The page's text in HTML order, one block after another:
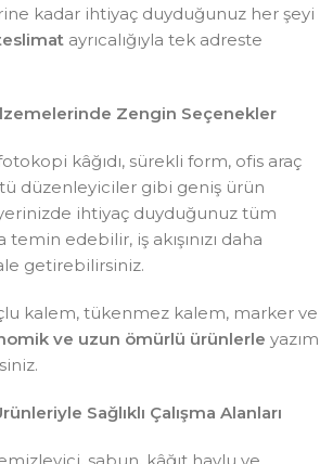
kadar ihtiyaç duyduğunuz her şeyi
teslimat ayrıcalığıyla tek adreste
Zengin Seçenekler
kâğıdı, sürekli form, ofis araç
düzenleyiciler gibi geniş ürün
ihtiyaç duyduğunuz tüm
edebilir, iş akışınızı daha
getirebilirsiniz.
kalem, tükenmez kalem, marker ve
ve uzun ömürlü ürünlerle yazım
Sağlıklı Çalışma Alanları